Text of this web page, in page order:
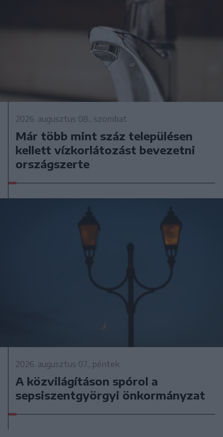
2026. augusztus 08., szombat
Már több mint száz településen
kellett vízkorlátozást bevezetni
országszerte
2026. augusztus 07., péntek
A közvilágításon spórol a
sepsiszentgyörgyi önkormányzat